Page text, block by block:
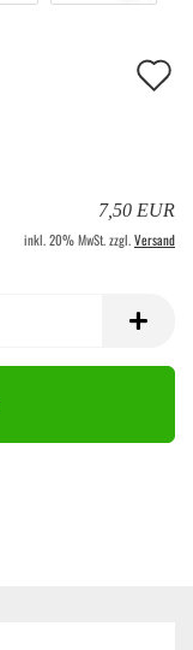
7,50 EUR
inkl. 20% MwSt. zzgl.Versand